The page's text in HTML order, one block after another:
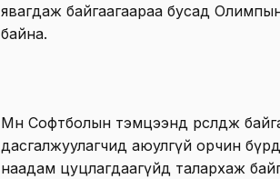
явагдаж байгаагаараа бусад
байна.
Мөн Софтболын тэмцээнд өрсөлдөж
дасгалжуулагчид аюулгүй орчин
наадам цуцлагдаагүйд талархаж